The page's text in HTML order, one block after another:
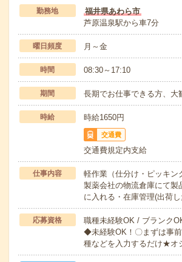
勤務地
福井県あわら市
芦原温泉駅から車7分
曜日頻度 月～金
時間 08:30～17:10
期間 長期でお仕事できる方、大
時給 時給1650円
交通費
交通費規定内支給
仕事内容
軽作業（仕分け・ピッキン
製薬会社の物流倉庫にて製
に入れる・在庫管理(出荷
応募資格
職種未経験OK / ブランク
◆未経験OK！〇まずは事
種などを入力するだけ★オ